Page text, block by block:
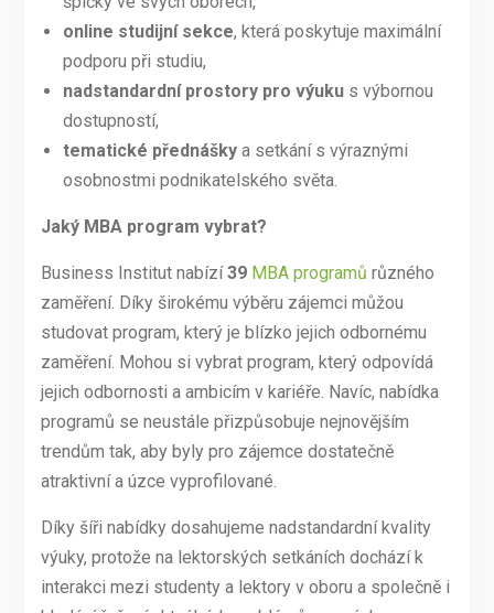
online studijní sekce, která poskytuje maximální
podporu při studiu,
nadstandardní prostory pro výukus výbornou
dostupností,
tematické přednášky a setkání s výraznými
osobnostmi podnikatelského světa.
Jaký MBA program vybrat?
Business Institut nabízí39 MBA programů různého
zaměření. Díky širokému výběru zájemci můžou
studovat program, který je blízko jejich odbornému
zaměření. Mohou si vybrat program, který odpovídá
jejich odbornosti a ambicím v kariéře. Navíc, nabídka
programů se neustále přizpůsobuje nejnovějším
trendům tak, aby byly pro zájemce dostatečně
atraktivní a úzce vyprofilované.
Díky šíři nabídky dosahujeme nadstandardní kvality
výuky, protože na lektorských setkáních dochází k
interakci mezi studenty a lektory v oboru a společně i